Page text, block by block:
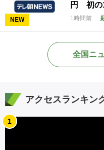
NEW
円 初の
1時間前
全国ニ
アクセスランキン
1